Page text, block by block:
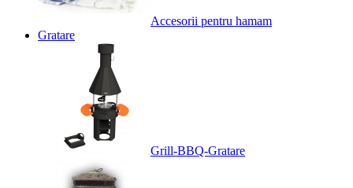
Accesorii pentru hamam
Gratare
Grill-BBQ-Gratare